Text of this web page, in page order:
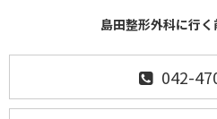
島田整形外科に行く
042-